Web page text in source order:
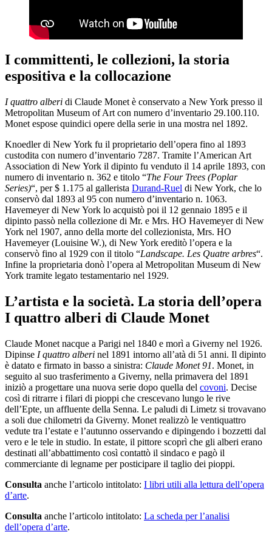
I committenti, le collezioni, la storia
espositiva e la collocazione
I quattro alberi di Claude Monet è conservato a New York presso il
Metropolitan Museum of Art con numero d’inventario 29.100.110.
Monet espose quindici opere della serie in una mostra nel 1892.
Knoedler di New York fu il proprietario dell’opera fino al 1893
custodita con numero d’inventario 7287. Tramite l’American Art
Association di New York il dipinto fu venduto il 14 aprile 1893, con
numero di inventario n. 362 e titolo “The Four Trees (Poplar
Series)“, per $ 1.175 al gallerista Durand-Ruel di New York, che lo
conservò dal 1893 al 95 con numero d’inventario n. 1063.
Havemeyer di New York lo acquistò poi il 12 gennaio 1895 e il
dipinto passò nella collezione di Mr. e Mrs. HO Havemeyer di New
York nel 1907, anno della morte del collezionista, Mrs. HO
Havemeyer (Louisine W.), di New York ereditò l’opera e la
conservò fino al 1929 con il titolo “Landscape. Les Quatre arbres“.
Infine la proprietaria donò l’opera al Metropolitan Museum di New
York tramite legato testamentario nel 1929.
L’artista e la società. La storia dell’opera
I quattro alberi di Claude Monet
Claude Monet nacque a Parigi nel 1840 e morì a Giverny nel 1926.
Dipinse I quattro alberi nel 1891 intorno all’atà di 51 anni. Il dipinto
è datato e firmato in basso a sinistra: Claude Monet 91. Monet, in
seguito al suo trasferimento a Giverny, nella primavera del 1891
iniziò a progettare una nuova serie dopo quella del covoni. Decise
così di ritrarre i filari di pioppi che crescevano lungo le rive
dell’Epte, un affluente della Senna. Le paludi di Limetz si trovavano
a soli due chilometri da Giverny. Monet realizzò le ventiquattro
vedute tra l’estate e l’autunno osservando e dipingendo i bozzetti dal
vero e le tele in studio. In estate, il pittore scoprì che gli alberi erano
destinati all’abbattimento così contattò il sindaco e pagò il
commerciante di legname per posticipare il taglio dei pioppi.
Consulta anche l’articolo intitolato: I libri utili alla lettura dell’opera
d’arte.
Consulta anche l’articolo intitolato: La scheda per l’analisi
dell’opera d’arte.